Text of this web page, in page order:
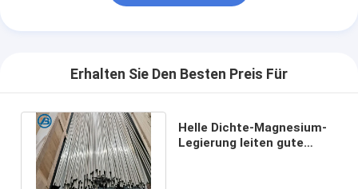
Erhalten Sie Den Besten Preis Für
Helle Dichte-Magnesium-
Legierung leiten gute